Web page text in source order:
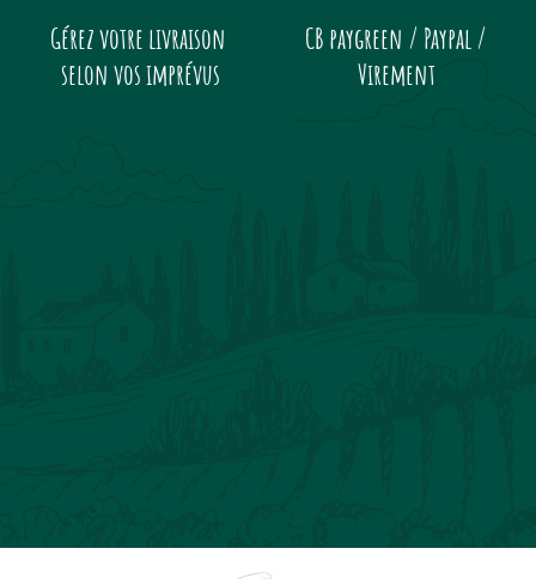
Gérez votre livraison
selon vos imprévus
CB paygreen / Paypal /
Virement